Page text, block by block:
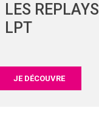
LES REPLAYS
LPT
JE DÉCOUVRE